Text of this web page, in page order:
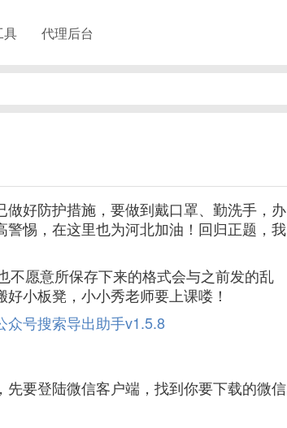
具 代理后台
好防护措施，要做到戴口罩、勤洗手，办
惕，在这里也为河北加油！回归正题，我
不愿意所保存下来的格式会与之前发的乱
小板凳，小小秀老师要上课喽！
众号搜索导出助手v1.5.8
要登陆微信客户端，找到你要下载的微信